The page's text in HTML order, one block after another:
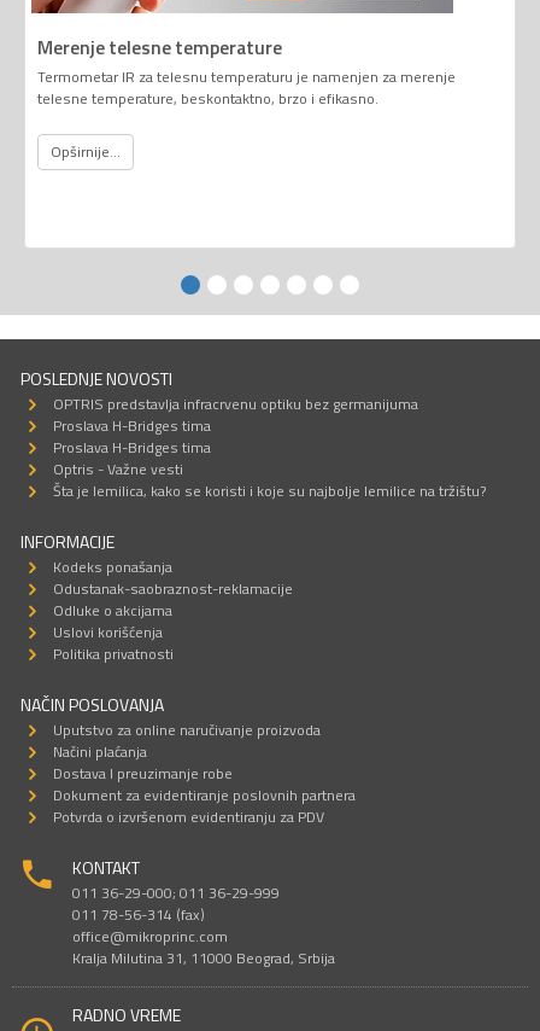
Merenje telesne temperature
Termometar IR za telesnu temperaturu je namenjen za merenje
telesne temperature, beskontaktno, brzo i efikasno.
Opširnije...
POSLEDNJE NOVOSTI
OPTRIS predstavlja infracrvenu optiku bez germanijuma
Proslava H-Bridges tima
Proslava H-Bridges tima
Optris - Važne vesti
Šta je lemilica, kako se koristi i koje su najbolje lemilice na tržištu?
INFORMACIJE
Kodeks ponašanja
Odustanak-saobraznost-reklamacije
Odluke o akcijama
Uslovi korišćenja
Politika privatnosti
NAČIN POSLOVANJA
Uputstvo za online naručivanje proizvoda
Načini plaćanja
Dostava I preuzimanje robe
Dokument za evidentiranje poslovnih partnera
Potvrda o izvršenom evidentiranju za PDV
KONTAKT
011 36-29-000; 011 36-29-999
011 78-56-314 (fax)
office@mikroprinc.com
Kralja Milutina 31, 11000 Beograd, Srbija
RADNO VREME